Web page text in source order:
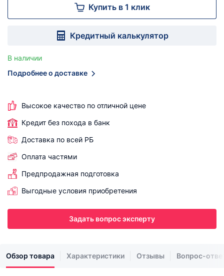
Купить в 1 клик
Кредитный калькулятор
В наличии
Подробнее о доставке
Высокое качество по отличной цене
Кредит без похода в банк
Доставка по всей РБ
Оплата частями
Предпродажная подготовка
Выгодные условия приобретения
Задать вопрос эксперту
Обзор товара Характеристики Отзывы Вопрос-